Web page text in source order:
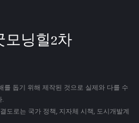
모닝힐2차
돕기 위해 제작된 것으로 실제와 다를 수
.
도로는 국가 정책, 지자체 시책, 도시개발계